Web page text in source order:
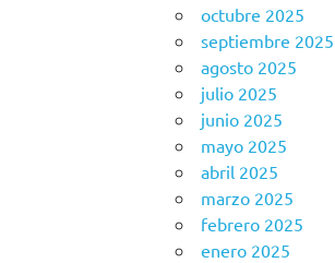
octubre 2025
septiembre 2025
agosto 2025
julio 2025
junio 2025
mayo 2025
abril 2025
marzo 2025
febrero 2025
enero 2025